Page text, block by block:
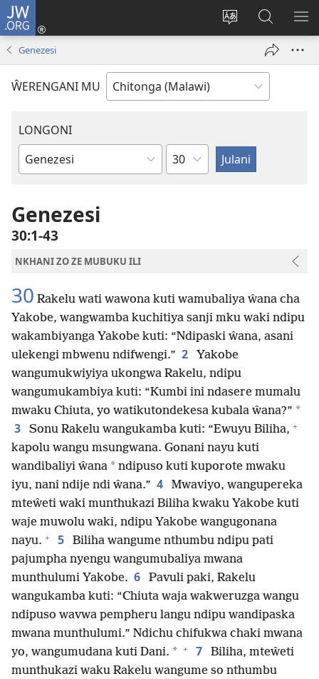
JW.ORG
Sinthani
chineneru
Sereni
(Lajula
Fufuzani
Vinthu
pa
JW.ORG
Genezesi
ŴERENGANI MU
LONGONI
Buku
M'Bayibolu
Chaputala
Genezesi
30:1-43
NKHANI ZO ZE MUBUKU ILI
30 Rakelu wati wawona kuti wamubaliya ŵana cha
Yakobe, wangwamba kuchitiya sanji mku waki ndipu
wakambiyanga Yakobe kuti: “Ndipaski ŵana, asani
ulekengi mbwenu ndifwengi.” 2
Yakobe
wangumukwiyiya ukongwa Rakelu, ndipu
wangumukambiya kuti: “Kumbi ini ndasere mumalu
mwaku Chiuta, yo watikutondekesa kubala ŵana?” *
3 Sonu Rakelu wangukamba kuti: “Ewuyu Biliha, +
kapolu wangu msungwana. Gonani nayu kuti
wandibaliyi ŵana * ndipuso kuti kuporote mwaku
iyu, nani ndije ndi ŵana.” 4
Mwaviyo, wangupereka
mteŵeti waki munthukazi Biliha kwaku Yakobe kuti
waje muwolu waki, ndipu Yakobe wangugonana
nayu. + 5
Biliha wangume nthumbu ndipu pati
pajumpha nyengu wangumubaliya mwana
munthulumi Yakobe. 6
Pavuli paki, Rakelu
wangukamba kuti: “Chiuta waja wakweruzga wangu
ndipuso wavwa pempheru langu ndipu wandipaska
mwana munthulumi.” Ndichu chifukwa chaki mwana
yo, wangumudana kuti Dani. * + 7
Biliha, mteŵeti
munthukazi waku Rakelu wangume so nthumbu